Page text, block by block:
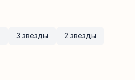
3 звезды 2 звезды